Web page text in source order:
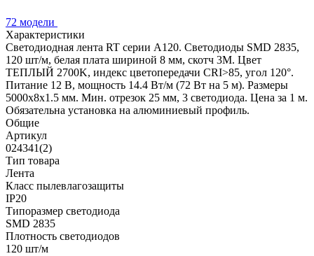
72 модели
Характеристики
Светодиодная лента RT серии A120. Светодиоды SMD 2835,
120 шт/м, белая плата шириной 8 мм, скотч 3M. Цвет
ТЕПЛЫЙ 2700K, индекс цветопередачи CRI>85, угол 120°.
Питание 12 В, мощность 14.4 Вт/м (72 Вт на 5 м). Размеры
5000x8x1.5 мм. Мин. отрезок 25 мм, 3 светодиода. Цена за 1 м.
Обязательна установка на алюминиевый профиль.
Общие
Артикул
024341(2)
Тип товара
Лента
Класс пылевлагозащиты
IP20
Типоразмер светодиода
SMD 2835
Плотность светодиодов
120 шт/м